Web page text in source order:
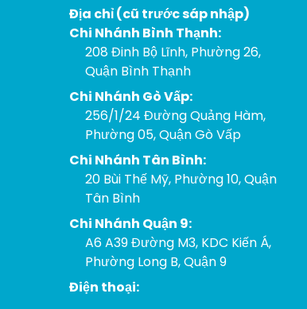
Địa chỉ (cũ trước sáp nhập)
Chi Nhánh Bình Thạnh:
208 Đinh Bộ Lĩnh, Phường 26,
Quận Bình Thạnh
Chi Nhánh Gò Vấp:
256/1/24 Đường Quảng Hàm,
Phường 05, Quận Gò Vấp
Chi Nhánh Tân Bình:
20 Bùi Thế Mỹ, Phường 10, Quận
Tân Bình
Chi Nhánh Quận 9:
A6 A39 Đường M3, KDC Kiến Á,
Phường Long B, Quận 9
Điện thoại: